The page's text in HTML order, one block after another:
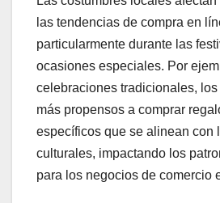
las tendencias de compra en
particularmente durante las
ocasiones especiales. Por
celebraciones tradicionales,
más propensos a comprar
específicos que se alinean con
culturales, impactando los
para los negocios de comercio